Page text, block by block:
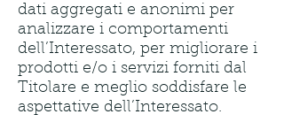
dati aggregati e anonimi per
analizzare i comportamenti
dell’Interessato, per migliorare i
prodotti e/o i servizi forniti dal
Titolare e meglio soddisfare le
aspettative dell’Interessato.